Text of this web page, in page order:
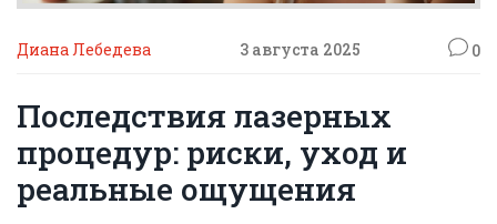
Диана Лебедева 3 августа 2025 0
Последствия лазерных
процедур: риски, уход и
реальные ощущения